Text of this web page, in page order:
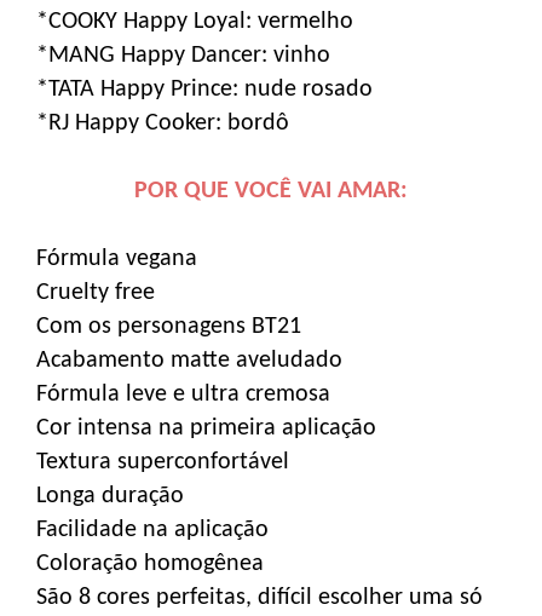
*COOKY Happy Loyal: vermelho
*MANG Happy Dancer: vinho
*TATA Happy Prince: nude rosado
*RJ Happy Cooker: bordô
POR QUE VOCÊ VAI AMAR:
Fórmula vegana
Cruelty free
Com os personagens BT21
Acabamento matte aveludado
Fórmula leve e ultra cremosa
Cor intensa na primeira aplicação
Textura superconfortável
Longa duração
Facilidade na aplicação
Coloração homogênea
São 8 cores perfeitas, difícil escolher uma só